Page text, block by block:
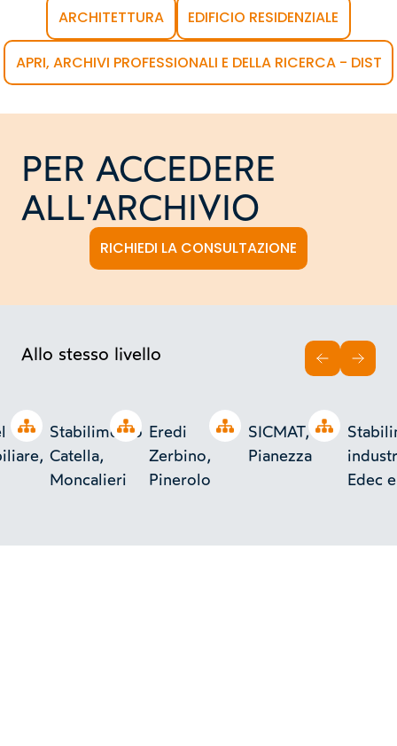
ARCHITETTURA EDIFICIO RESIDENZIALE
APRI, ARCHIVI PROFESSIONALI E DELLA RICERCA - DIST
PER ACCEDERE
ALL'ARCHIVIO
RICHIEDI LA CONSULTAZIONE
Allo stesso livello
Open tree Open tree
Stabilimento
Catella,
Moncalieri
Open tree
Eredi
Zerbino,
Pinerolo
Open tree
SICMAT,
Pianezza
Edec
INDIETRO